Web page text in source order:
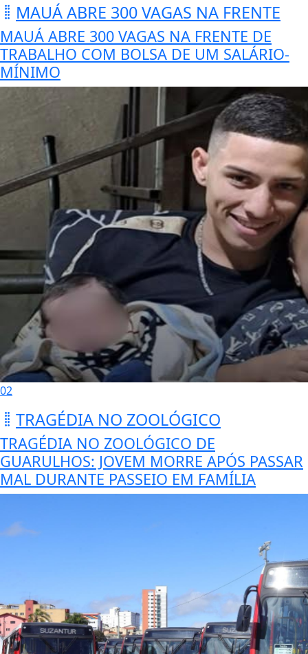
MAUÁ ABRE 300 VAGAS NA FRENTE
MAUÁ ABRE 300 VAGAS NA FRENTE DE
TRABALHO COM BOLSA DE UM SALÁRIO-
MÍNIMO
02
TRAGÉDIA NO ZOOLÓGICO
TRAGÉDIA NO ZOOLÓGICO DE
GUARULHOS: JOVEM MORRE APÓS PASSAR
MAL DURANTE PASSEIO EM FAMÍLIA